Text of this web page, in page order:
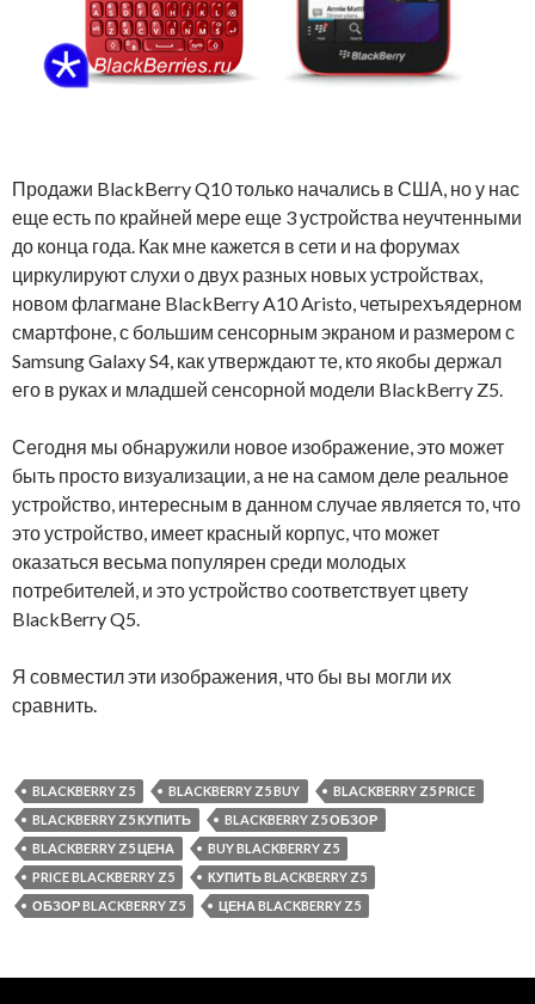
Продажи BlackBerry Q10 только начались в США, но у нас
еще есть по крайней мере еще ​​3 устройства неучтенными
до конца года. Как мне кажется в сети и на форумах
циркулируют слухи о двух разных новых устройствах,
новом флагмане BlackBerry A10 Aristo, четырехъядерном
смартфоне, с большим сенсорным экраном и размером с
Samsung Galaxy S4, как утверждают те, кто якобы держал
его в руках и младшей сенсорной модели BlackBerry Z5.
Сегодня мы обнаружили новое изображение, это может
быть просто визуализации, а не на самом деле реальное
устройство, интересным в данном случае является то, что
это устройство, имеет красный корпус, что может
оказаться весьма популярен среди молодых
потребителей, и это устройство соответствует цвету
BlackBerry Q5.
Я совместил эти изображения, что бы вы могли их
сравнить.
BLACKBERRY Z5 BLACKBERRY Z5 BUY
BLACKBERRY Z5 PRICE
BLACKBERRY Z5 КУПИТЬ
BLACKBERRY Z5 ОБЗОР
BLACKBERRY Z5 ЦЕНА
BUY BLACKBERRY Z5
PRICE BLACKBERRY Z5
КУПИТЬ BLACKBERRY Z5
ОБЗОР BLACKBERRY Z5
ЦЕНА BLACKBERRY Z5